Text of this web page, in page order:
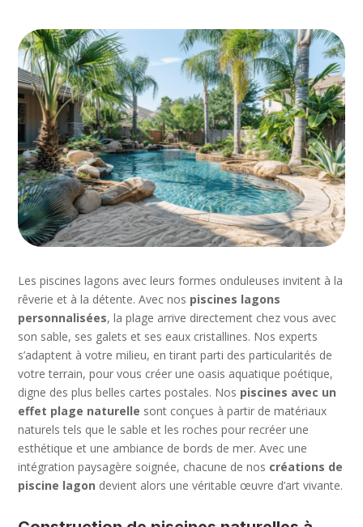
Les piscines lagons avec leurs formes onduleuses invitent à la
rêverie et à la détente. Avec nos piscines lagons
personnalisées, la plage arrive directement chez vous avec
son sable, ses galets et ses eaux cristallines. Nos experts
s’adaptent à votre milieu, en tirant parti des particularités de
votre terrain, pour vous créer une oasis aquatique poétique,
digne des plus belles cartes postales. Nos piscines avec un
effet plage naturelle sont conçues à partir de matériaux
naturels tels que le sable et les roches pour recréer une
esthétique et une ambiance de bords de mer. Avec une
intégration paysagère soignée, chacune de nos créations de
piscine lagon devient alors une véritable œuvre d’art vivante.